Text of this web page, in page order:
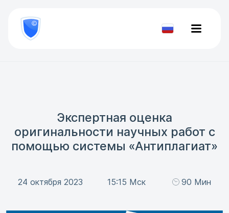
800
777-
81-Проверить
Экспертная оценка
оригинальности научных работ с
помощью системы «Антиплагиат»
24 октября 2023 15:15 Мск 90 Мин